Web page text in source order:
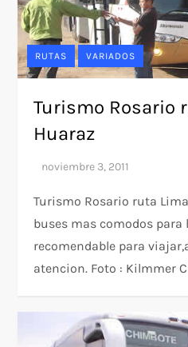
RUTAS VARIADOS
Turismo Rosario
Huaraz
Turismo Rosario ruta
buses mas comodos para
recomendable para
atencion. Foto : Kilmmer